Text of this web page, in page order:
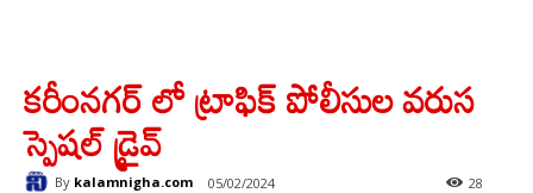
కరీంనగర్ లో ట్రాఫిక్ పోలీసుల వరుస
స్పెషల్ డ్రైవ్
By kalamnigha.com 05/02/2024 28